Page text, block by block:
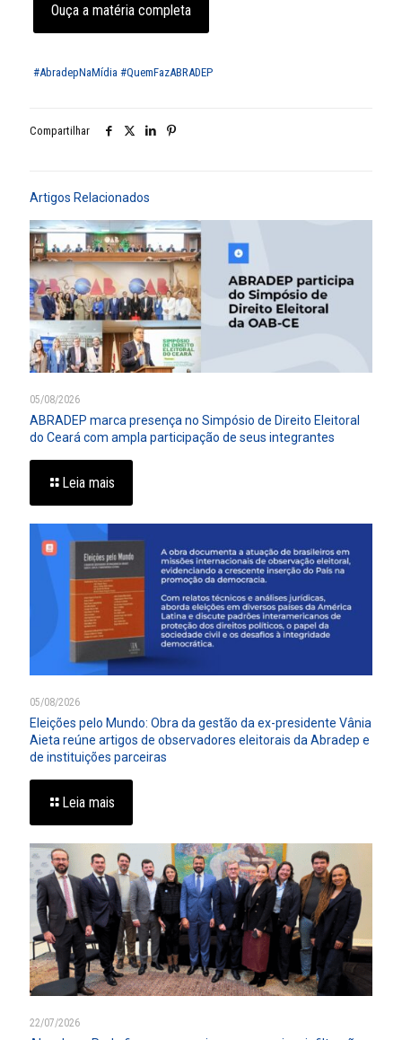
Ouça a matéria completa
#AbradepNaMídia #QuemFazABRADEP
Compartilhar
Artigos Relacionados
05/08/2026
ABRADEP marca presença no Simpósio de Direito Eleitoral
do Ceará com ampla participação de seus integrantes
Leia mais
05/08/2026
Eleições pelo Mundo: Obra da gestão da ex-presidente Vânia
Aieta reúne artigos de observadores eleitorais da Abradep e
de instituições parceiras
Leia mais
22/07/2026